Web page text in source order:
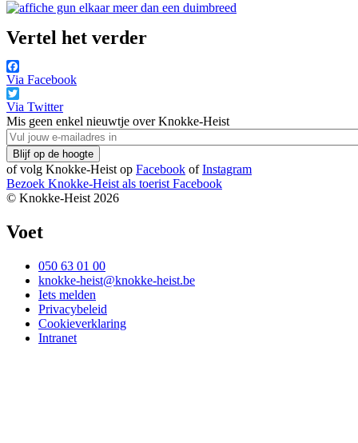
Vertel het verder
Via Facebook
Via Twitter
Mis geen enkel nieuwtje over Knokke-Heist
of volg Knokke-Heist op Facebook ofInstagram
Bezoek Knokke-Heist als toerist Facebook
© Knokke-Heist 2026
Voet
050 63 01 00
knokke-heist@knokke-heist.be
Iets melden
Privacybeleid
Cookieverklaring
Intranet